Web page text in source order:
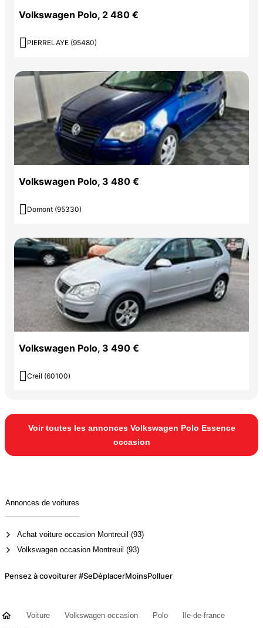
Volkswagen Polo, 2 480 €
 PIERRELAYE (95480)
Volkswagen Polo, 3 480 €
 Domont (95330)
Volkswagen Polo, 3 490 €
 Creil (60100)
Voir toutes les annonces Volkswagen Polo Essence
occasion
Annonces de voitures
Achat voiture occasion Montreuil (93)
Volkswagen occasion Montreuil (93)
Pensez à covoiturer #SeDéplacerMoinsPolluer
Voiture Volkswagen occasion Polo
Ile-de-france